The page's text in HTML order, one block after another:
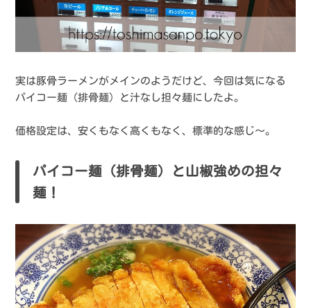
実は豚骨ラーメンがメインのようだけど、今回は気になる
パイコー麺（排骨麺）と汁なし担々麺にしたよ。
価格設定は、安くもなく高くもなく、標準的な感じ〜。
パイコー麺（排骨麺）と山椒強めの担々
麺！